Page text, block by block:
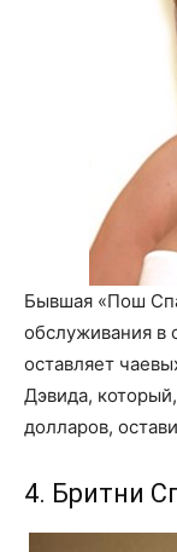
Бывшая «Пош
обслуживания в
оставляет
Дэвида,
долларов,
4. Бритни